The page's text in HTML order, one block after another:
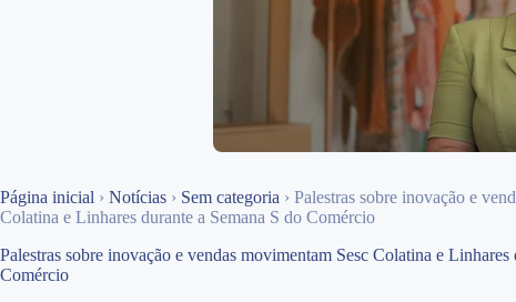
Página inicial › Notícias › Sem categoria › Palestras sobre inovação e
Colatina e Linhares durante a Semana S do Comércio
Palestras sobre inovação e vendas movimentam Sesc Colatina e Linhares
Comércio